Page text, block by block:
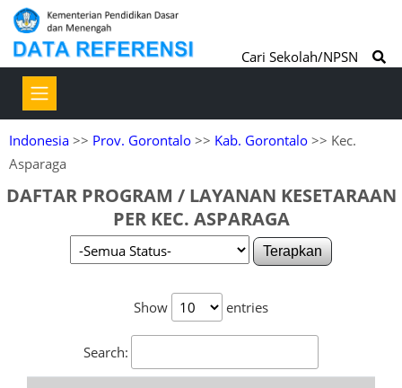
Cari Sekolah/NPSN
Indonesia >> Prov. Gorontalo >> Kab. Gorontalo >> Kec.
Asparaga
DAFTAR PROGRAM / LAYANAN KESETARAAN
PER KEC. ASPARAGA
Terapkan
Show entries
Search: